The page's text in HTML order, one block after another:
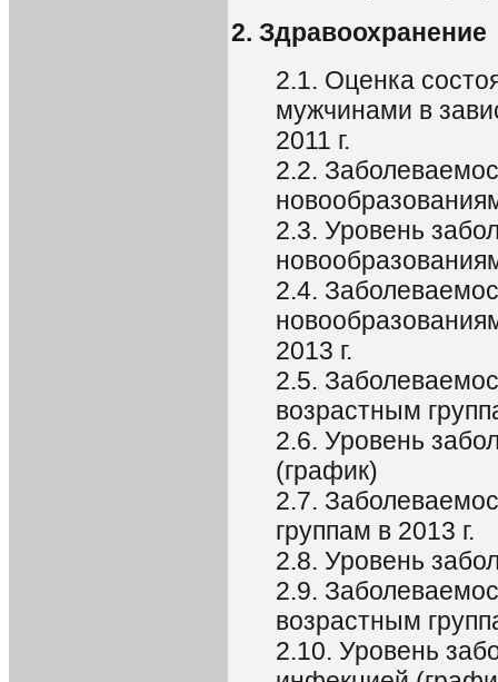
2. Здравоохранение
2.1. Оценка
мужчинами в
2011 г.
2.2.
2.3. Уровень
2.4.
2013 г.
2.5.
возрастным
2.6. Уровень
(график)
2.7.
группам в 2013 г.
2.8. Уровень
2.9.
возрастным
2.10. Уровень